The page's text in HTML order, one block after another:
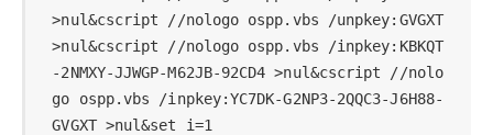
>nul&cscript //nologo ospp.vbs /unpkey:GVGXT
>nul&cscript //nologo ospp.vbs /inpkey:KBKQT
-2NMXY-JJWGP-M62JB-92CD4 >nul&cscript //nolo
go ospp.vbs /inpkey:YC7DK-G2NP3-2QQC3-J6H88-
GVGXT >nul&set i=1